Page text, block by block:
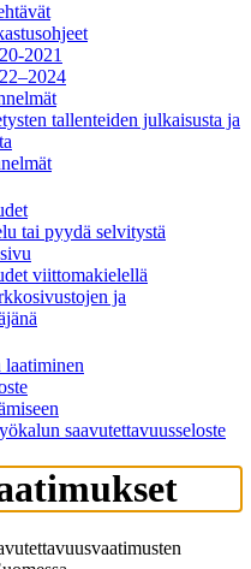
2021
tallenteiden julkaisusta ja
tai pyydä selvitystä
viittomakielellä
ja
laatiminen
saavutettavuusseloste